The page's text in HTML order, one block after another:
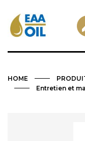
HOME
Entretien et